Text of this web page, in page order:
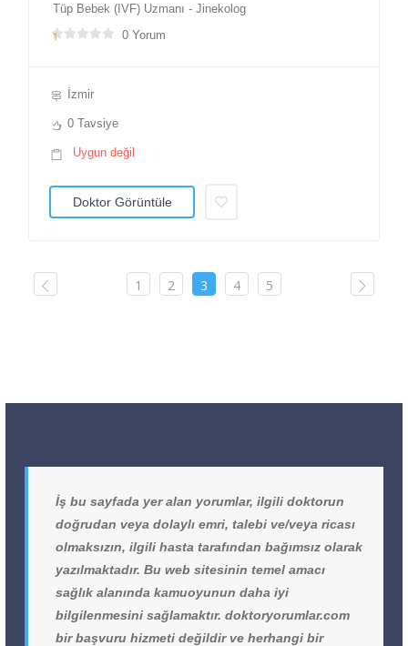
Tüp Bebek (IVF) Uzmanı - Jinekolog
0 Yorum
İzmir
0 Tavsiye
Uygun değil
Doktor Görüntüle
1 2 3 4 5
İş bu sayfada yer alan yorumlar, ilgili doktorun
doğrudan veya dolaylı emri, talebi ve/veya ricası
olmaksızın, ilgili hasta tarafından bağımsız olarak
yazılmaktadır. Bu web sitesinin temel amacı
sağlık alanında kamuoyunun daha iyi
bilgilenmesini sağlamaktır. doktoryorumlar.com
bir başvuru hizmeti değildir ve herhangi bir